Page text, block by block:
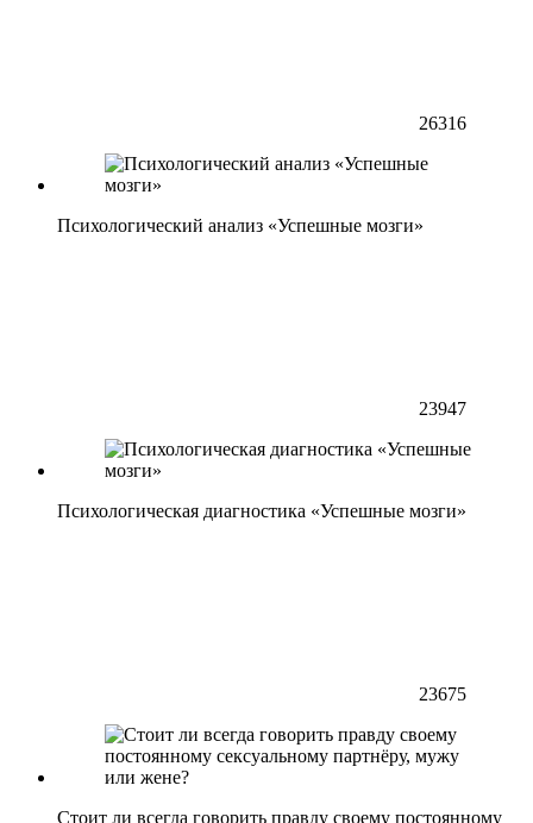
26316
Психологический анализ «Успешные мозги»
23947
Психологическая диагностика «Успешные мозги»
23675
Стоит ли всегда говорить правду своему постоянному